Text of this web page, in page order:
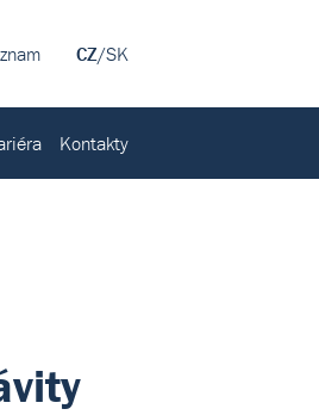
CZ/SK
Kontakty